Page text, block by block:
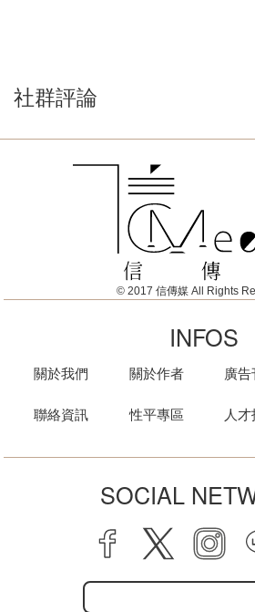
社群評論
© 2017 信傳媒 All Rights
INFOS
關於我們
聯絡資訊
關於作者
性平專區
廣告
人
SOCIAL
facebook twitter